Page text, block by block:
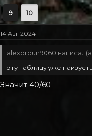
9 10
14 Авг 2024
alexbroun9060
эту таблицу уже
Значит 40/60